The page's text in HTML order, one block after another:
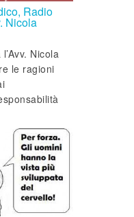
Radio
Nicola
Nicola
le ragioni